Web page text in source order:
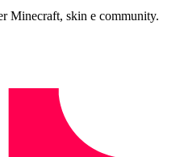
Minecraft, skin e community.